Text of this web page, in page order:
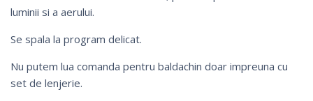
luminii si a aerului.
Se spala la program delicat.
Nu putem lua comanda pentru baldachin doar impreuna cu
set de lenjerie.